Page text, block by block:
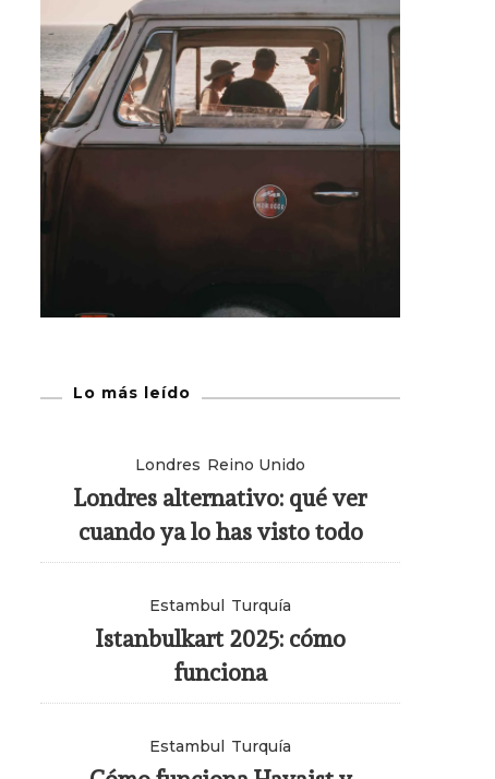
Lo más leído
Londres Reino Unido
Londres alternativo: qué ver
cuando ya lo has visto todo
Estambul Turquía
Istanbulkart 2025: cómo
funciona
Estambul Turquía